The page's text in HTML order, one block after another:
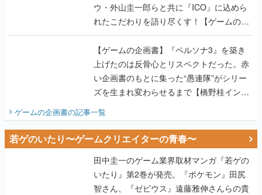
ウ・外山圭一郎らと共に『ICO』に込めら
れたこだわりを語り尽くす！【ゲームの企
画書】
【ゲームの企画書】『ペルソナ3』を築き
上げたのは反骨心とリスペクトだった。赤
い企画書のもとに集った“愚連隊”がシリー
ズを生まれ変わらせるまで【橋野桂インタ
ゲームの企画書の記事一覧
若ゲのいたり〜ゲームクリエイターの青春〜
田中圭一のゲーム業界取材マンガ『若ゲの
いたり』第2巻が発売。『ポケモン』田尻
智さん、『ゼビウス』遠藤雅伸さんらの貴